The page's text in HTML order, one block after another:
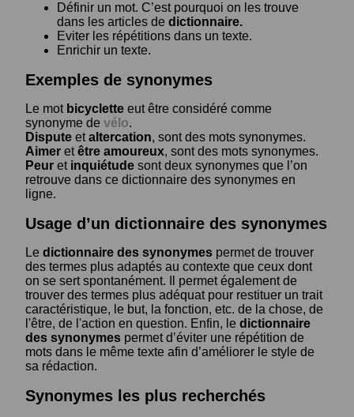
Définir un mot. C’est pourquoi on les trouve
dans les articles de dictionnaire.
Eviter les répétitions dans un texte.
Enrichir un texte.
Exemples de synonymes
Le mot bicyclette eut être considéré comme
synonyme de vélo.
Dispute etaltercation, sont des mots synonymes.
Aimer etêtre amoureux, sont des mots synonymes.
Peur et inquiétude sont deux synonymes que l’on
retrouve dans ce dictionnaire des synonymes en
ligne.
Usage d’un dictionnaire des synonymes
Le dictionnaire des synonymes permet de trouver
des termes plus adaptés au contexte que ceux dont
on se sert spontanément. Il permet également de
trouver des termes plus adéquat pour restituer un trait
caractéristique, le but, la fonction, etc. de la chose, de
l'être, de l'action en question. Enfin, le dictionnaire
des synonymes permet d’éviter une répétition de
mots dans le même texte afin d’améliorer le style de
sa rédaction.
Synonymes les plus recherchés